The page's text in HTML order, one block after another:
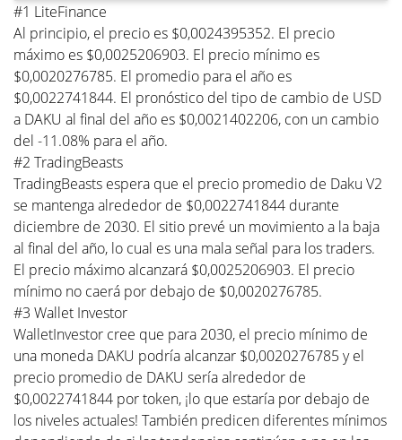
#1 LiteFinance
Al principio, el precio es $0,0024395352. El precio
máximo es $0,0025206903. El precio mínimo es
$0,0020276785. El promedio para el año es
$0,0022741844. El pronóstico del tipo de cambio de USD
a DAKU al final del año es $0,0021402206, con un cambio
del -11.08% para el año.
#2 TradingBeasts
TradingBeasts espera que el precio promedio de Daku V2
se mantenga alrededor de $0,0022741844 durante
diciembre de 2030. El sitio prevé un movimiento a la baja
al final del año, lo cual es una mala señal para los traders.
El precio máximo alcanzará $0,0025206903. El precio
mínimo no caerá por debajo de $0,0020276785.
#3 Wallet Investor
WalletInvestor cree que para 2030, el precio mínimo de
una moneda DAKU podría alcanzar $0,0020276785 y el
precio promedio de DAKU sería alrededor de
$0,0022741844 por token, ¡lo que estaría por debajo de
los niveles actuales! También predicen diferentes mínimos